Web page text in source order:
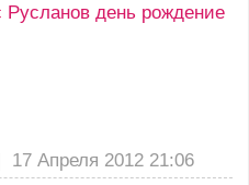
Русланов день рождение
17 Апреля 2012 21:06